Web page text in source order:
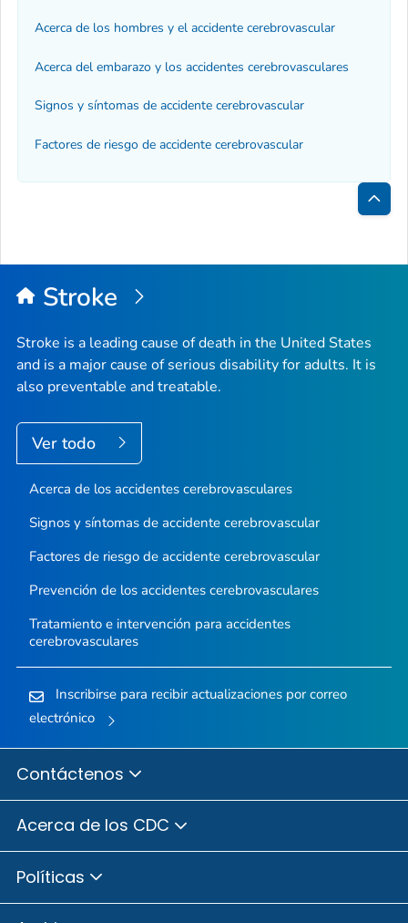
Acerca de los hombres y el accidente cerebrovascular
Acerca del embarazo y los accidentes cerebrovasculares
Signos y síntomas de accidente cerebrovascular
Factores de riesgo de accidente cerebrovascular
la
Stroke
Stroke is a leading cause of death in the United States
and is a major cause of serious disability for adults. It is
also preventable and treatable.
Ver todo
Acerca de los accidentes cerebrovasculares
Signos y síntomas de accidente cerebrovascular
Factores de riesgo de accidente cerebrovascular
Prevención de los accidentes cerebrovasculares
Tratamiento e intervención para accidentes
cerebrovasculares
Inscribirse para recibir actualizaciones por correo
electrónico
Contáctenos
Acerca de los CDC
Políticas